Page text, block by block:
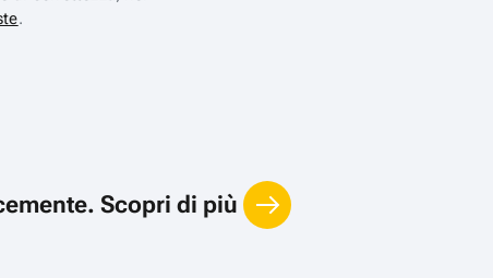
.
Scopri di più